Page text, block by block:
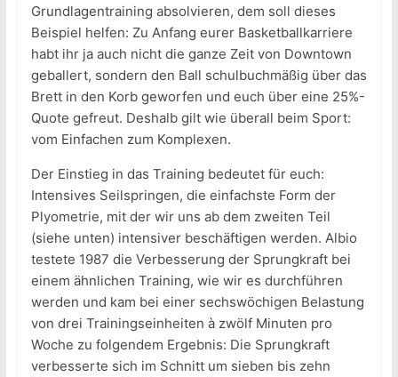
Grundlagentraining absolvieren, dem soll dieses
Beispiel helfen: Zu Anfang eurer Basketballkarriere
habt ihr ja auch nicht die ganze Zeit von Downtown
geballert, sondern den Ball schulbuchmäßig über das
Brett in den Korb geworfen und euch über eine 25%-
Quote gefreut. Deshalb gilt wie überall beim Sport:
vom Einfachen zum Komplexen.
Der Einstieg in das Training bedeutet für euch:
Intensives Seilspringen, die einfachste Form der
Plyometrie, mit der wir uns ab dem zweiten Teil
(siehe unten) intensiver beschäftigen werden. Albio
testete 1987 die Verbesserung der Sprungkraft bei
einem ähnlichen Training, wie wir es durchführen
werden und kam bei einer sechswöchigen Belastung
von drei Trainingseinheiten à zwölf Minuten pro
Woche zu folgendem Ergebnis: Die Sprungkraft
verbesserte sich im Schnitt um sieben bis zehn